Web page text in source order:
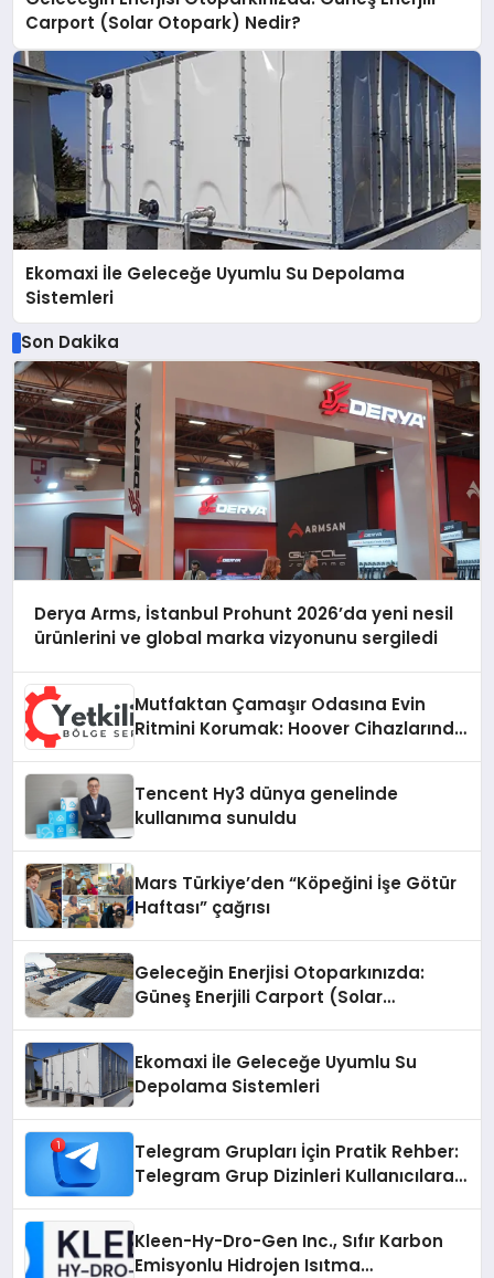
Carport (Solar Otopark) Nedir?
Ekomaxi İle Geleceğe Uyumlu Su Depolama
Sistemleri
Son Dakika
Derya Arms, İstanbul Prohunt 2026’da yeni nesil
ürünlerini ve global marka vizyonunu sergiledi
Mutfaktan Çamaşır Odasına Evin
Ritmini Korumak: Hoover Cihazlarında
Tencent Hy3 dünya genelinde
kullanıma sunuldu
Mars Türkiye’den “Köpeğini İşe Götür
Haftası” çağrısı
Geleceğin Enerjisi Otoparkınızda:
Güneş Enerjili Carport (Solar
Ekomaxi İle Geleceğe Uyumlu Su
Depolama Sistemleri
Telegram Grupları İçin Pratik Rehber:
Telegram Grup Dizinleri Kullanıcılara
Kleen-Hy-Dro-Gen Inc., Sıfır Karbon
Emisyonlu Hidrojen Isıtma